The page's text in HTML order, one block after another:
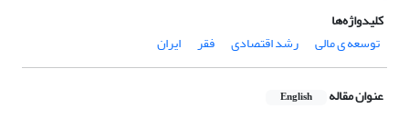
کلیدواژه‌ها
توسعه ی مالی
رشد اقتصادی فقر ایران
عنوان مقاله English